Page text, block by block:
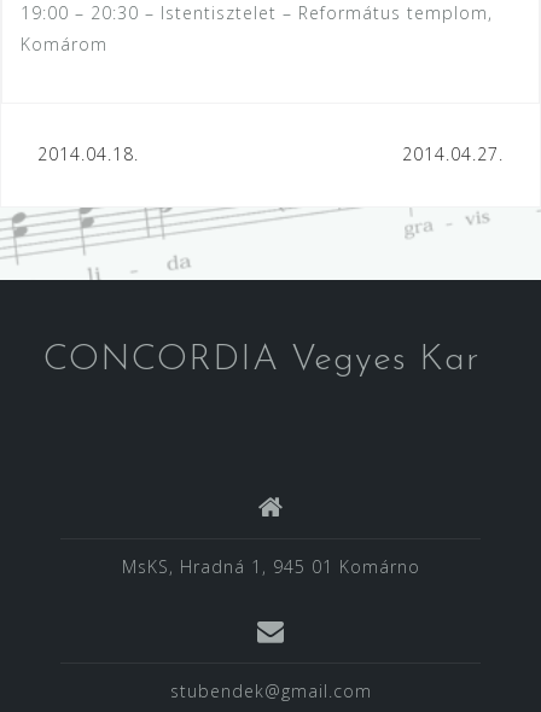
19:00 – 20:30 – Istentisztelet – Református templom,
Komárom
Bejegyzés
2014.04.18. 2014.04.27.
CONCORDIA Vegyes Kar
MsKS, Hradná 1, 945 01 Komárno
stubendek@gmail.com